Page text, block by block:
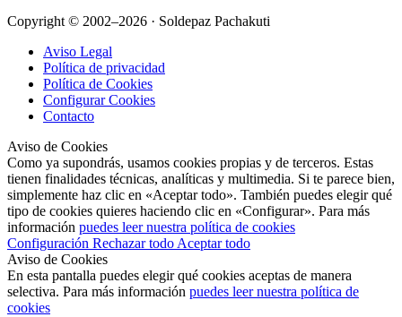
Copyright © 2002–2026 · Soldepaz Pachakuti
Aviso Legal
Política de privacidad
Política de Cookies
Configurar Cookies
Contacto
Aviso de Cookies
Como ya supondrás, usamos cookies propias y de terceros. Estas
tienen finalidades técnicas, analíticas y multimedia. Si te parece bien,
simplemente haz clic en «Aceptar todo». También puedes elegir qué
tipo de cookies quieres haciendo clic en «Configurar». Para más
información puedes leer nuestra política de cookies
Configuración Rechazar todo Aceptar todo
Aviso de Cookies
En esta pantalla puedes elegir qué cookies aceptas de manera
selectiva. Para más información puedes leer nuestra política de
cookies